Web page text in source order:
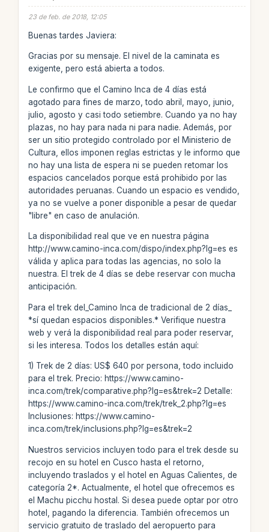
23 de feb. de 2018, 12:05
Buenas tardes Javiera:
Gracias por su mensaje. El nivel de la caminata es
exigente, pero está abierta a todos.
Le confirmo que el Camino Inca de 4 días está
agotado para fines de marzo, todo abril, mayo, junio,
julio, agosto y casi todo setiembre. Cuando ya no hay
plazas, no hay para nada ni para nadie. Además, por
ser un sitio protegido controlado por el Ministerio de
Cultura, ellos imponen reglas estrictas y le informo que
no hay una lista de espera ni se pueden retomar los
espacios cancelados porque está prohibido por las
autoridades peruanas. Cuando un espacio es vendido,
ya no se vuelve a poner disponible a pesar de quedar
"libre" en caso de anulación.
La disponibilidad real que ve en nuestra página
http://www.camino-inca.com/dispo/index.php?lg=es es
válida y aplica para todas las agencias, no solo la
nuestra. El trek de 4 días se debe reservar con mucha
anticipación.
Para el trek del_Camino Inca de tradicional de 2 días_
*sí quedan espacios disponibles.* Verifique nuestra
web y verá la disponibilidad real para poder reservar,
si les interesa. Todos los detalles están aquí:
1) Trek de 2 días: US$ 640 por persona, todo incluido
para el trek. Precio: https://www.camino-
inca.com/trek/comparative.php?lg=es&trek=2 Detalle:
https://www.camino-inca.com/trek/trek_2.php?lg=es
Inclusiones: https://www.camino-
inca.com/trek/inclusions.php?lg=es&trek=2
Nuestros servicios incluyen todo para el trek desde su
recojo en su hotel en Cusco hasta el retorno,
incluyendo traslados y el hotel en Aguas Calientes, de
categoría 2*. Actualmente, el hotel que ofrecemos es
el Machu picchu hostal. Si desea puede optar por otro
hotel, pagando la diferencia. También ofrecemos un
servicio gratuito de traslado del aeropuerto para